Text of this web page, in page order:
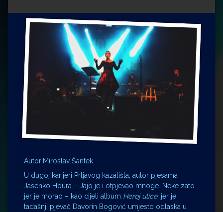
Drugi autori
Drugi autori
Matea Andrić
Ljiljana Lekanić-Kljaić
Željko Krznarić
Mario Lovreković
Autor:Miroslav Šantek
U dugoj karijeri Prljavog kazališta, autor pjesama
Jasenko Houra – Jajo je i otpjevao mnoge. Neke zato
jer je morao – kao cijeli album Heroj ulice, jer je
tadašnji pjevač Davorin Bogović umjesto odlaska u